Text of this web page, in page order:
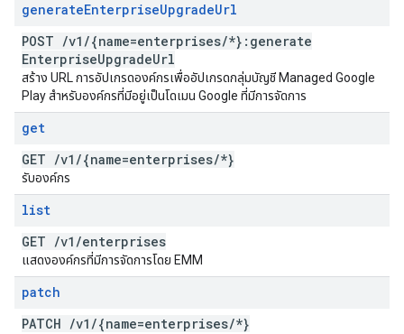
generateEnterpriseUpgradeUrl
POST /v1 /{name=enterprises/*}:generate
EnterpriseUpgradeUrl
สร้าง URL การอัปเกรดองค์กรเพื่ออัปเกรดกลุ่มบัญชี Managed Google
Play สำหรับองค์กรที่มีอยู่เป็นโดเมน Google ที่มีการจัดการ
get
GET /v1 /{name=enterprises/*}
รับองค์กร
list
GET /v1 /enterprises
แสดงองค์กรที่มีการจัดการโดย EMM
patch
PATCH /v1 /{name=enterprises/*}